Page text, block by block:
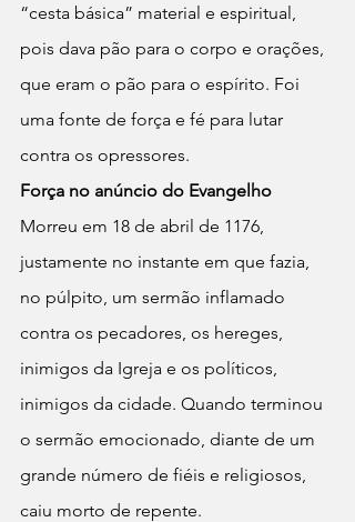
“cesta básica” material e espiritual,
pois dava pão para o corpo e orações,
que eram o pão para o espírito. Foi
uma fonte de força e fé para lutar
contra os opressores.
Força no anúncio do Evangelho
Morreu em 18 de abril de 1176,
justamente no instante em que fazia,
no púlpito, um sermão inflamado
contra os pecadores, os hereges,
inimigos da Igreja e os políticos,
inimigos da cidade. Quando terminou
o sermão emocionado, diante de um
grande número de fiéis e religiosos,
caiu morto de repente.